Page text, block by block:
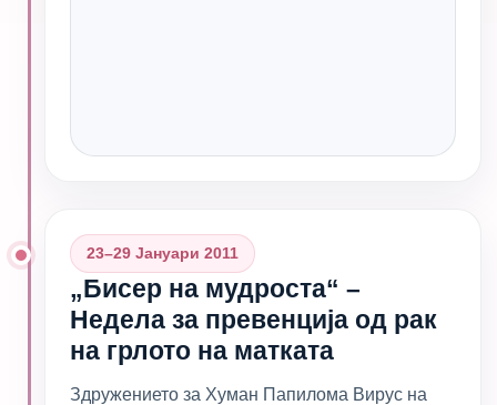
„Бисер на мудроста“ –
Недела за превенција од рак
на грлото на матката
23–29 Јануари 2011
Здружението за Хуман Папилома Вирус на